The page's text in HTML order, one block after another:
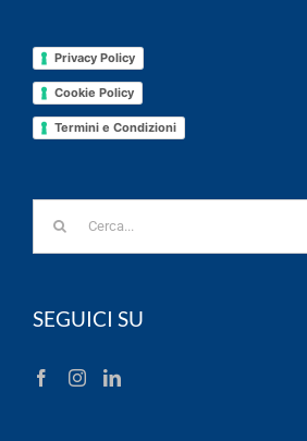
Privacy Policy
Cookie Policy
Termini e Condizioni
Cerca
per:
SEGUICI SU